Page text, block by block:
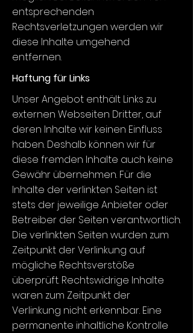
entsprechenden
Rechtsverletzungen werden wir
diese Inhalte umgehend
entfernen.
Haftung für Links
Unser Angebot enthält Links zu
externen Webseiten Dritter, auf
deren Inhalte wir keinen Einfluss
haben. Deshalb können wir für
diese fremden Inhalte auch keine
Gewähr übernehmen. Für die
Inhalte der verlinkten Seiten ist
stets der jeweilige Anbieter oder
Betreiber der Seiten verantwortlich.
Die verlinkten Seiten wurden zum
Zeitpunkt der Verlinkung auf
mögliche Rechtsverstöße
überprüft. Rechtswidrige Inhalte
waren zum Zeitpunkt der
Verlinkung nicht erkennbar. Eine
permanente inhaltliche Kontrolle